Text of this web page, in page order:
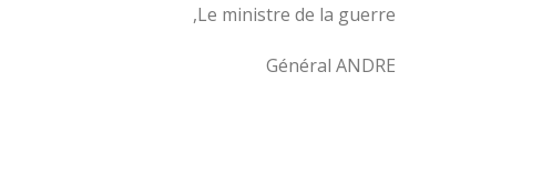
Le ministre de la guerre,
Général ANDRE